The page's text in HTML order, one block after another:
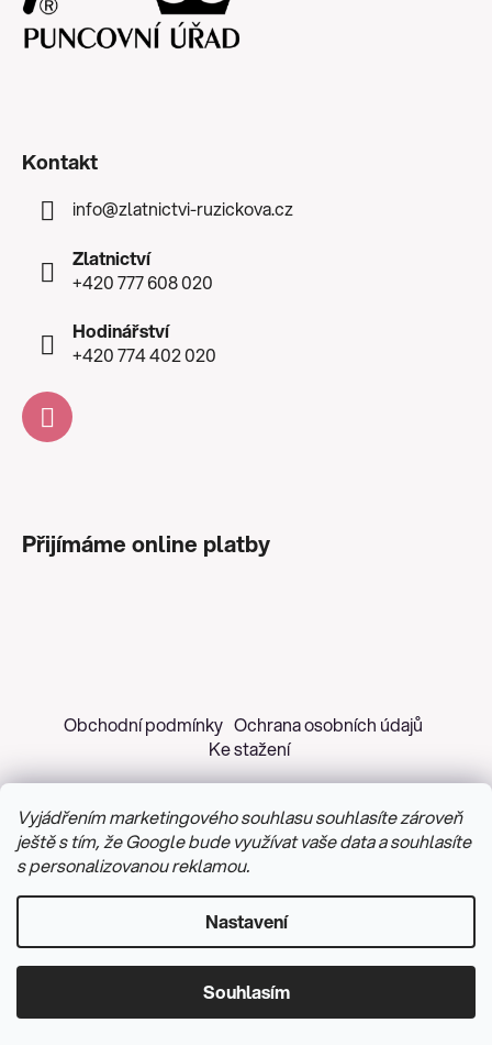
Vyjádřením marketingového souhlasu souhlasíte zároveň
ještě s tím, že Google bude využívat vaše data a souhlasíte
s personalizovanou reklamou.
Nastavení
Souhlasím
Kontakt
info@zlatnictvi-ruzickova.cz
Zlatnictví
+420 777 608 020
Hodinářství
+420 774 402 020
Přijímáme online platby
Obchodní podmínky Ochrana osobních údajů
Ke stažení
Vytvořil Shoptet&PekneWeby
Upravit nastavení cookies